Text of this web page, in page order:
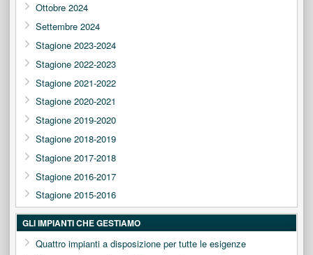
Ottobre 2024
Settembre 2024
Stagione 2023-2024
Stagione 2022-2023
Stagione 2021-2022
Stagione 2020-2021
Stagione 2019-2020
Stagione 2018-2019
Stagione 2017-2018
Stagione 2016-2017
Stagione 2015-2016
GLI IMPIANTI CHE GESTIAMO
Quattro impianti a disposizione per tutte le esigenze